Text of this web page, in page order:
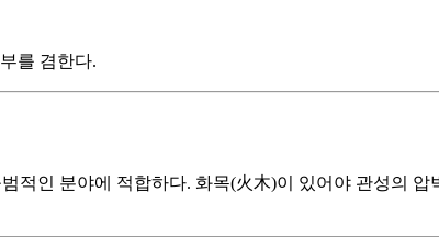
를 겸한다.
인 분야에 적합하다. 화목(火木)이 있어야 관성의 압